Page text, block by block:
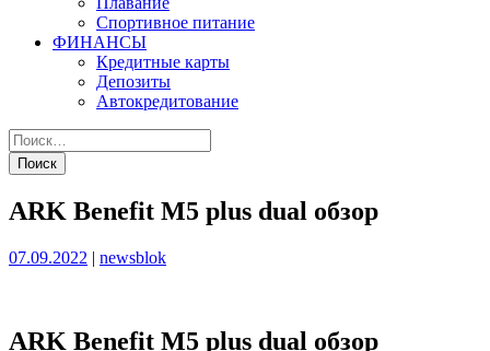
Спортивное питание
ФИНАНСЫ
Кредитные карты
Депозиты
Автокредитование
ARK Benefit M5 plus dual обзор
Опубликовано
07.09.2022 | Опубликовано
newsblok
ARK Benefit M5 plus dual обзор